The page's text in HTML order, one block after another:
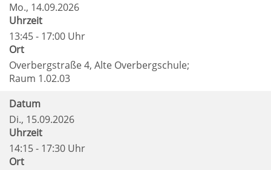
Mo., 14.09.2026
Uhrzeit
13:45 - 17:00 Uhr
Ort
Overbergstraße 4, Alte Overbergschule;
Raum 1.02.03
Datum
Di., 15.09.2026
Uhrzeit
14:15 - 17:30 Uhr
Ort